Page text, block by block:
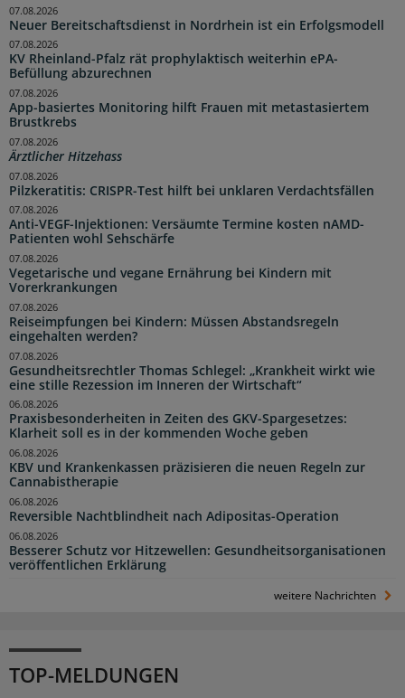
Neuer Bereitschaftsdienst in Nordrhein ist ein Erfolgsmodell
07.08.2026
KV Rheinland-Pfalz rät prophylaktisch weiterhin ePA-
Befüllung abzurechnen
07.08.2026
App-basiertes Monitoring hilft Frauen mit metastasiertem
Brustkrebs
07.08.2026
Ärztlicher Hitzehass
07.08.2026
Pilzkeratitis: CRISPR-Test hilft bei unklaren Verdachtsfällen
07.08.2026
Anti-VEGF-Injektionen: Versäumte Termine kosten nAMD-
Patienten wohl Sehschärfe
07.08.2026
Vegetarische und vegane Ernährung bei Kindern mit
Vorerkrankungen
07.08.2026
Reiseimpfungen bei Kindern: Müssen Abstandsregeln
eingehalten werden?
07.08.2026
Gesundheitsrechtler Thomas Schlegel: „Krankheit wirkt wie
eine stille Rezession im Inneren der Wirtschaft“
07.08.2026
Praxisbesonderheiten in Zeiten des GKV-Spargesetzes:
Klarheit soll es in der kommenden Woche geben
06.08.2026
KBV und Krankenkassen präzisieren die neuen Regeln zur
Cannabistherapie
06.08.2026
Reversible Nachtblindheit nach Adipositas-Operation
06.08.2026
Besserer Schutz vor Hitzewellen: Gesundheitsorganisationen
veröffentlichen Erklärung
06.08.2026
weitere Nachrichten
TOP-MELDUNGEN